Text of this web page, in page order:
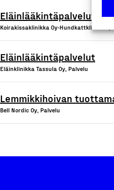
Eläinlääkintäpalvelut
Koirakissaklinikka Oy-Hundkattklinik AB,
Eläinlääkintäpalvelut
Eläinklinikka Tassula Oy, Palvelu
Lemmikkihoivan
Bell Nordic Oy, Palvelu